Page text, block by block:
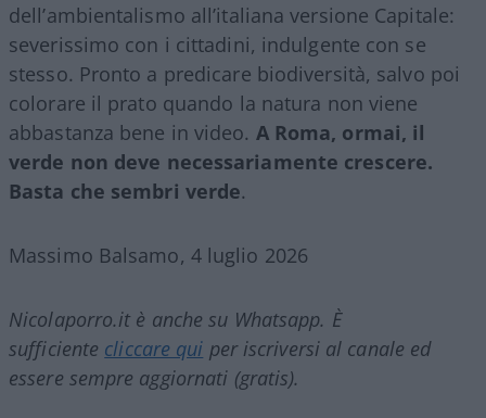
dell’ambientalismo all’italiana versione Capitale:
severissimo con i cittadini, indulgente con se
stesso. Pronto a predicare biodiversità, salvo poi
colorare il prato quando la natura non viene
abbastanza bene in video. A Roma, ormai, il
verde non deve necessariamente crescere.
Basta che sembri verde.
Massimo Balsamo, 4 luglio 2026
Nicolaporro.it è anche su Whatsapp. È
sufficiente cliccare qui per iscriversi al canale ed
essere sempre aggiornati (gratis).